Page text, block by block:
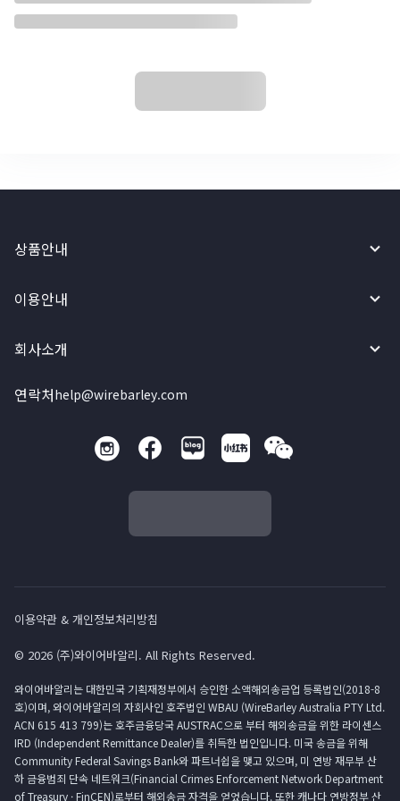
상품안내
이용안내
회사소개
연락처help@wirebarley.com
이용약관 & 개인정보처리방침
© 2026 (주)와이어바알리. All Rights Reserved.
와이어바알리는 대한민국 기획재정부에서 승인한 소액해외송금업 등록법인(2018-8
호)이며, 와이어바알리의 자회사인 호주법인 WBAU (WireBarley Australia PTY Ltd.
ACN 615 413 799)는 호주금융당국 AUSTRAC으로 부터 해외송금을 위한 라이센스
IRD (Independent Remittance Dealer)를 취득한 법인입니다. 미국 송금을 위해
Community Federal Savings Bank와 파트너쉽을 맺고 있으며, 미 연방 재무부 산
하 금융범죄 단속 네트워크(Financial Crimes Enforcement Network Department
of Treasury · FinCEN)로부터 해외송금 자격을 얻었습니다. 또한 캐나다 연방정부 산